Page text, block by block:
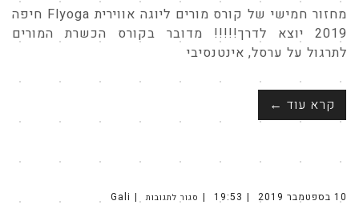
מחזור חמישי של קורס מורים ליוגה אווירית Flyoga חיפה
2019 יוצא לדרך!!!!! מדובר בקורס הכשרת המורים
לתרגול על ערסל, אינטנסיבי
קרא עוד ←
10 בספטמבר 2019 19:53 סגור לתגובות
על
Gali